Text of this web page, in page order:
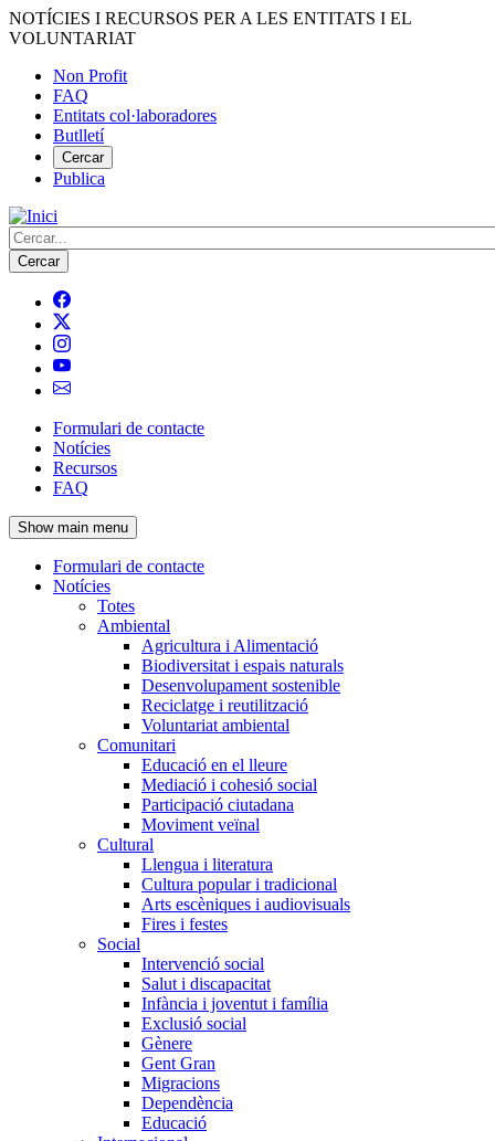
Vés
al
NOTÍCIES I RECURSOS PER A LES ENTITATS I EL
VOLUNTARIAT
Menú
del
compte
d'usuari
Non Profit
FAQ
Entitats col·laboradores
Butlletí
Cercar
Publica
Cerca
Navegació
principal
de
l'encapçalament
Formulari de contacte
Notícies
Recursos
FAQ
Show main menu
Navegació
principal
Formulari de contacte
Notícies
Totes
Ambiental
Agricultura i Alimentació
Biodiversitat i espais naturals
Desenvolupament sostenible
Reciclatge i reutilització
Voluntariat ambiental
Comunitari
Educació en el lleure
Mediació i cohesió social
Participació ciutadana
Moviment veïnal
Cultural
Llengua i literatura
Cultura popular i tradicional
Arts escèniques i audiovisuals
Fires i festes
Social
Intervenció social
Salut i discapacitat
Infància i joventut i família
Exclusió social
Gènere
Gent Gran
Migracions
Dependència
Educació